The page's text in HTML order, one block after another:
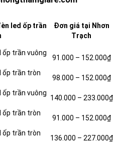
led ốp trần
Đơn giá tại Nhơn
Trạch
ốp trần vuông
91.000 – 152.000₫
ốp trần tròn
98.000 – 152.000₫
ốp trần vuông
140.000 – 233.000₫
ốp trần tròn
91.000 – 152.000₫
ốp trần tròn
136.000 – 227.000₫